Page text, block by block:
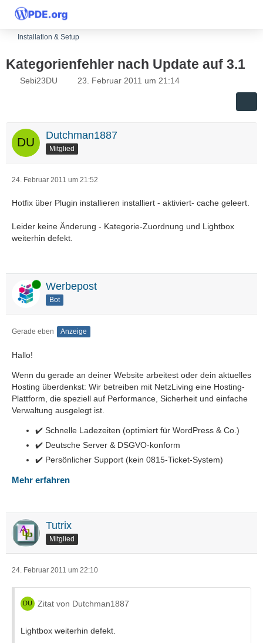
Installation & Setup
Kategorienfehler nach Update auf 3.1
Sebi23DU 23. Februar 2011 um 21:14
Dutchman1887
Mitglied
24. Februar 2011 um 21:52
Hotfix über Plugin installieren installiert - aktiviert- cache geleert.
Leider keine Änderung - Kategorie-Zuordnung und Lightbox
weiterhin defekt.
Online Werbepost
Bot
Gerade eben Anzeige
Hallo!
Wenn du gerade an deiner Website arbeitest oder dein aktuelles
Hosting überdenkst: Wir betreiben mit NetzLiving eine Hosting-
Plattform, die speziell auf Performance, Sicherheit und einfache
Verwaltung ausgelegt ist.
✔️ Schnelle Ladezeiten (optimiert für WordPress & Co.)
✔️ Deutsche Server & DSGVO-konform
✔️ Persönlicher Support (kein 0815-Ticket-System)
Mehr erfahren
Tutrix
Mitglied
24. Februar 2011 um 22:10
Zitat von Dutchman1887
Lightbox weiterhin defekt.